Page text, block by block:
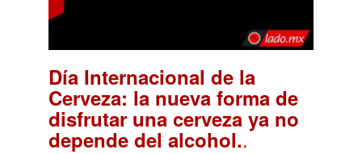
Día Internacional de la
Cerveza: la nueva forma de
disfrutar una cerveza ya no
depende del alcohol..